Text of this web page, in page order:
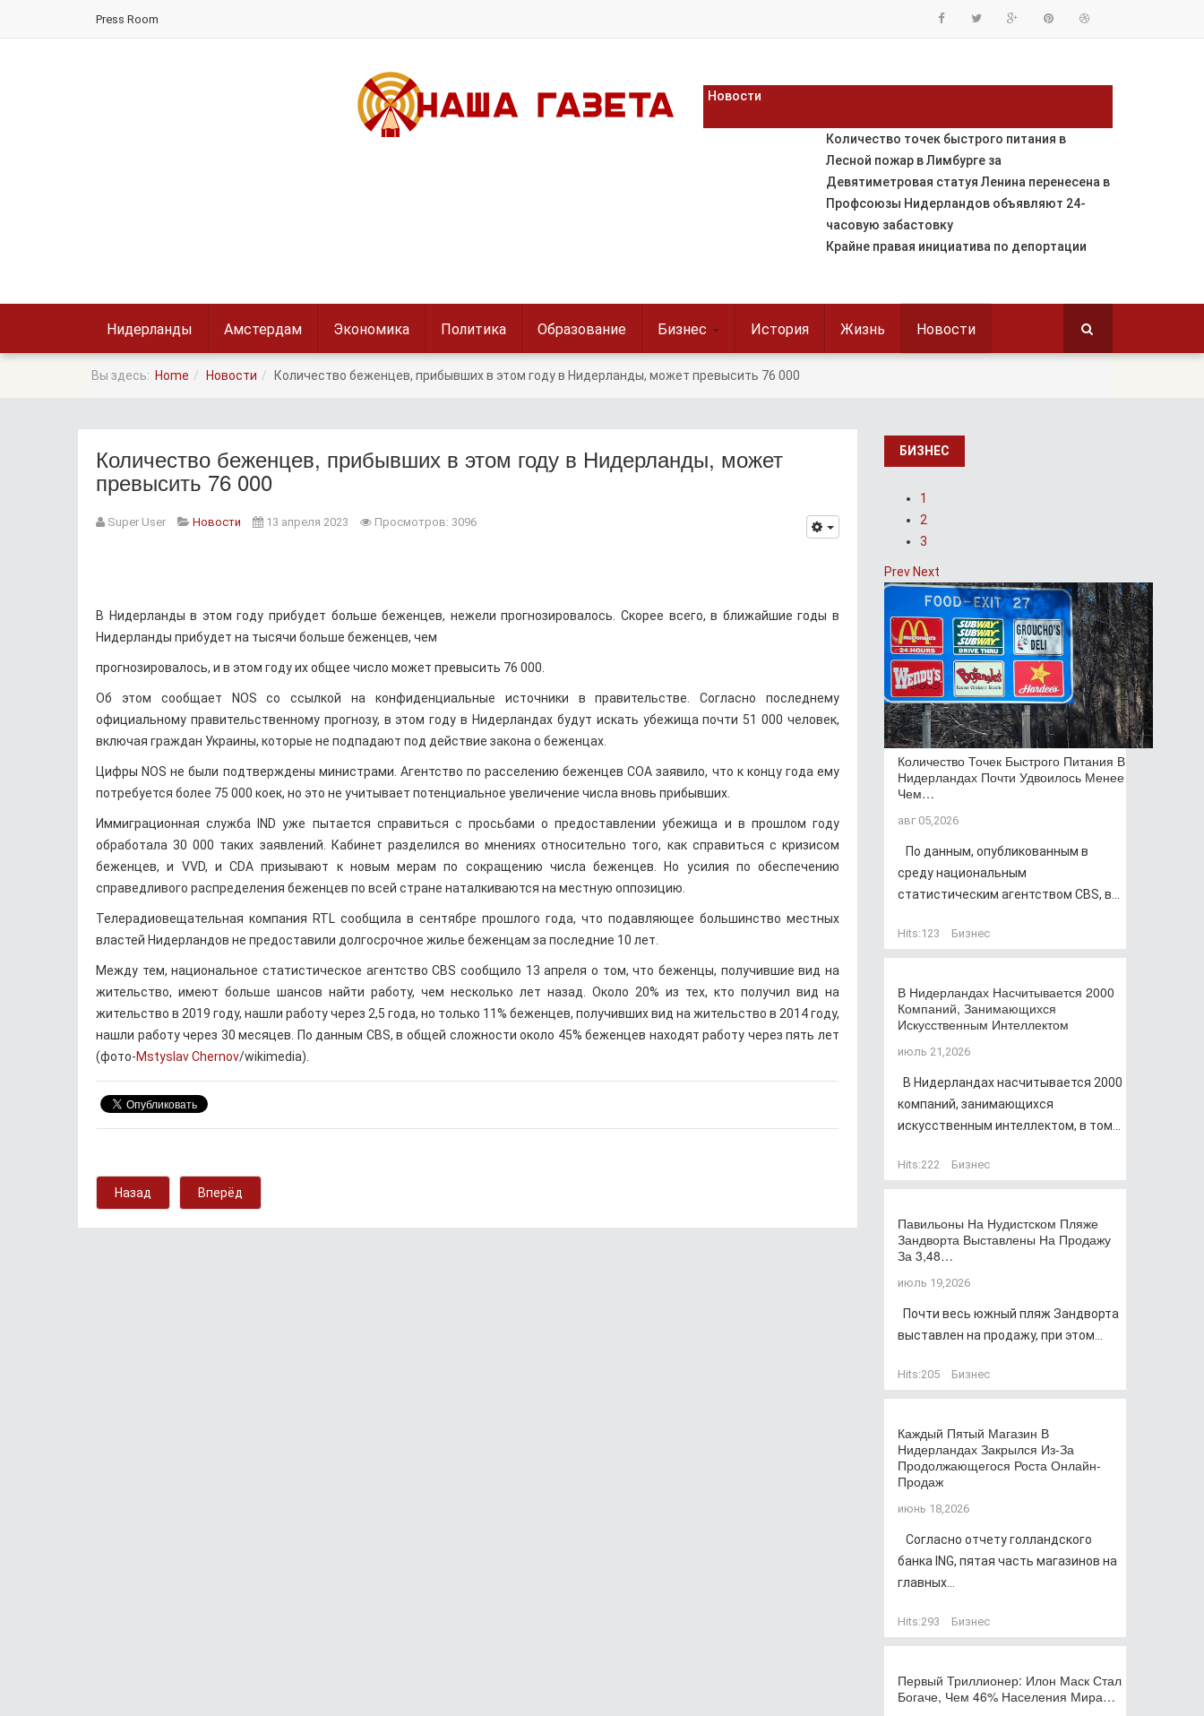
Press Room
Новости
Количество точек быстрого питания в
Лесной пожар в Лимбурге за
Девятиметровая статуя Ленина перенесена в
Профсоюзы Нидерландов объявляют 24-
часовую забастовку
Крайне правая инициатива по депортации
Нидерланды Амстердам Экономика Политика Образование Бизнес История Жизнь Новости
Вы здесь: Home Новости Количество беженцев, прибывших в этом году в Нидерланды, может превысить 76 000
Количество беженцев, прибывших в этом году в Нидерланды, может
превысить 76 000
Super User Новости 13 апреля 2023 Просмотров: 3096
В Нидерланды в этом году прибудет больше беженцев, нежели прогнозировалось. Скорее всего, в ближайшие годы в
Нидерланды прибудет на тысячи больше беженцев, чем
прогнозировалось, и в этом году их общее число может превысить 76 000.
Об этом сообщает NOS со ссылкой на конфиденциальные источники в правительстве. Согласно последнему
официальному правительственному прогнозу, в этом году в Нидерландах будут искать убежища почти 51 000 человек,
включая граждан Украины, которые не подпадают под действие закона о беженцах.
Цифры NOS не были подтверждены министрами. Агентство по расселению беженцев COA заявило, что к концу года ему
потребуется более 75 000 коек, но это не учитывает потенциальное увеличение числа вновь прибывших.
Иммиграционная служба IND уже пытается справиться с просьбами о предоставлении убежища и в прошлом году
обработала 30 000 таких заявлений. Кабинет разделился во мнениях относительно того, как справиться с кризисом
беженцев, и VVD, и CDA призывают к новым мерам по сокращению числа беженцев. Но усилия по обеспечению
справедливого распределения беженцев по всей стране наталкиваются на местную оппозицию.
Телерадиовещательная компания RTL сообщила в сентябре прошлого года, что подавляющее большинство местных
властей Нидерландов не предоставили долгосрочное жилье беженцам за последние 10 лет.
Между тем, национальное статистическое агентство CBS сообщило 13 апреля о том, что беженцы, получившие вид на
жительство, имеют больше шансов найти работу, чем несколько лет назад. Около 20% из тех, кто получил вид на
жительство в 2019 году, нашли работу через 2,5 года, но только 11% беженцев, получивших вид на жительство в 2014 году,
нашли работу через 30 месяцев. По данным CBS, в общей сложности около 45% беженцев находят работу через пять лет
(фото-Mstyslav Chernov/wikimedia).
Назад Вперёд
БИЗНЕС
1
2
3
Prev Next
Количество Точек Быстрого Питания В
Нидерландах Почти Удвоилось Менее
Чем…
авг 05,2026
По данным, опубликованным в
среду национальным
статистическим агентством CBS, в...
Hits:123 Бизнес
В Нидерландах Насчитывается 2000
Компаний, Занимающихся
Искусственным Интеллектом
июль 21,2026
В Нидерландах насчитывается 2000
компаний, занимающихся
искусственным интеллектом, в том...
Hits:222 Бизнес
Павильоны На Нудистском Пляже
Зандворта Выставлены На Продажу
За 3,48…
июль 19,2026
Почти весь южный пляж Зандворта
выставлен на продажу, при этом...
Hits:205 Бизнес
Каждый Пятый Магазин В
Нидерландах Закрылся Из-За
Продолжающегося Роста Онлайн-
Продаж
июнь 18,2026
Согласно отчету голландского
банка ING, пятая часть магазинов на
главных...
Hits:293 Бизнес
Первый Триллионер: Илон Маск Стал
Богаче, Чем 46% Населения Мира…